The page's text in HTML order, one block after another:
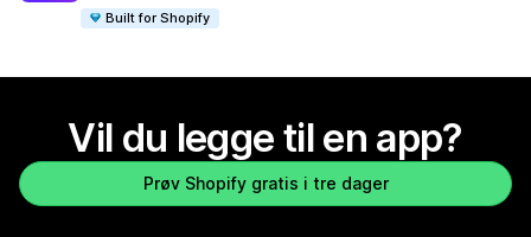
Built for Shopify
Vil du legge til en app?
Prøv Shopify gratis i tre dager